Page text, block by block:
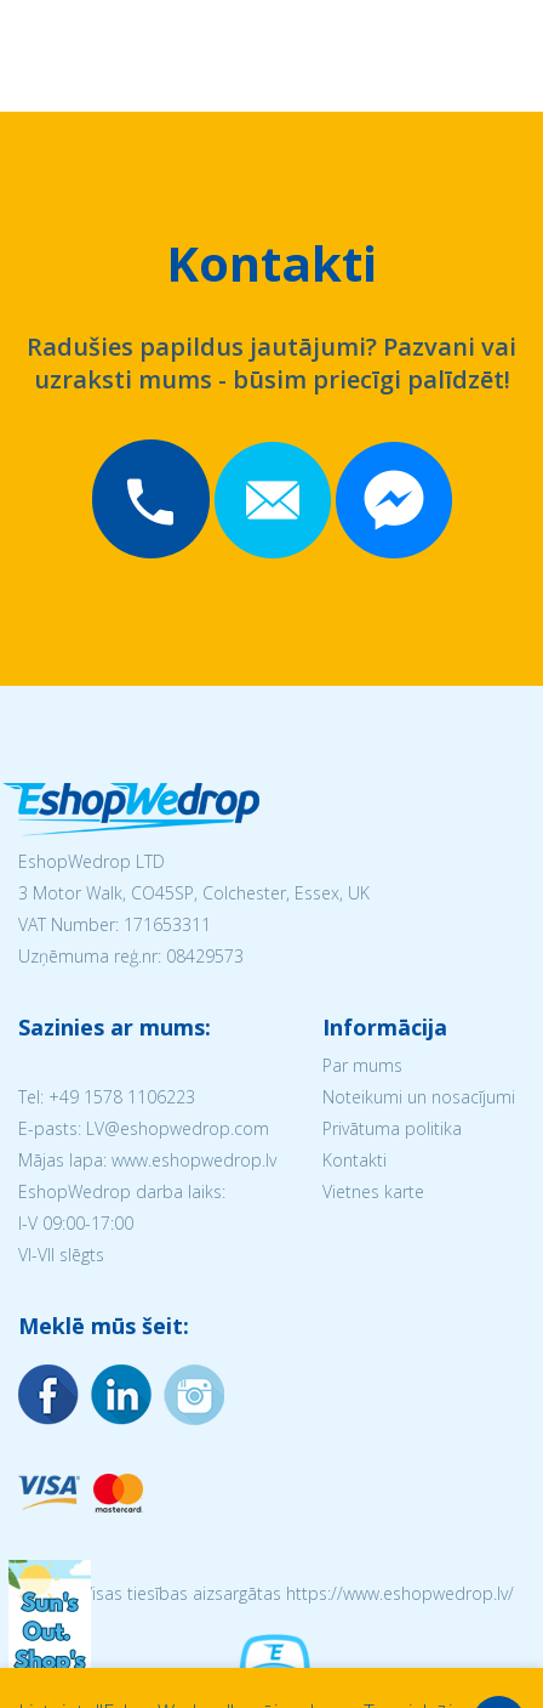
Kontakti
Radušies papildus jautājumi? Pazvani vai
uzraksti mums - būsim priecīgi palīdzēt!
EshopWedrop LTD
3 Motor Walk, CO45SP, Colchester, Essex, UK
VAT Number: 171653311
Uzņēmuma reģ.nr: 08429573
Sazinies ar mums:
Tel: +49 1578 1106223
E-pasts: LV@eshopwedrop.com
Mājas lapa: www.eshopwedrop.lv
EshopWedrop darba laiks:
I-V 09:00-17:00
VI-VII slēgts
Informācija
Par mums
Noteikumi un nosacījumi
Privātuma politika
Kontakti
Vietnes karte
Meklē mūs šeit:
© 2026 Visas tiesības aizsargātas https://www.eshopwedrop.lv/